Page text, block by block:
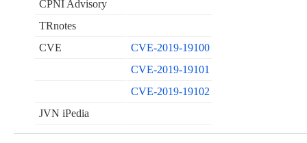
CPNI Advisory
TRnotes
CVE
CVE-2019-19100
CVE-2019-19101
CVE-2019-19102
JVN iPedia